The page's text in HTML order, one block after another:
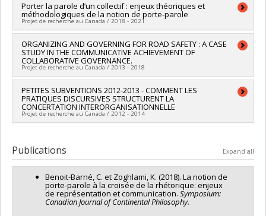
Lead researcher :Chantal Benoît-Barné
Co-researchers : Daniel Robichaud
Funding sources:
Grant programs:PVXXXXXX-Subvention Savoir
Porter la parole d’un collectif : enjeux théoriques et
méthodologiques de la notion de porte-parole
Projet de recherche au Canada / 2018 - 2021
Lead researcher : Chantal Benoît-Barné
Funding sources:CRSH/Conseil de recherches en sciences
humaines du Canada
Grant programs:PVX20020-Subvention institutionnelle du
CRSH - Subventions d'exploration
ORGANIZING AND GOVERNING FOR ROAD SAFETY : A CASE
STUDY IN THE COMMUNICATIVE ACHIEVEMENT OF
COLLABORATIVE GOVERNANCE.
Projet de recherche au Canada / 2013 - 2018
Lead researcher :Daniel Robichaud
Co-researchers :Chantal Benoît-Barné
Funding sources:CRSH/Conseil de recherches en sciences
humaines du Canada
PETITES SUBVENTIONS 2012-2013 - COMMENT LES
PRATIQUES DISCURSIVES STRUCTURENT LA
CONCERTATION INTERORGANISATIONNELLE
Projet de recherche au Canada / 2012 - 2014
Co-researchers :
Funding sources:CRSH/Conseil de recherches en sciences
humaines du Canada
Grant programs:PVX20020-Subvention institutionnelle du
CRSH - Petites subventions
Publications Expand all
Benoit-Barné, C. et Zoghlami, K. (2018). La notion de
porte-parole à la croisée de la rhétorique: enjeux
de représentation et communication. Symposium:
Canadian Journal of ContinentalPhilosophy.